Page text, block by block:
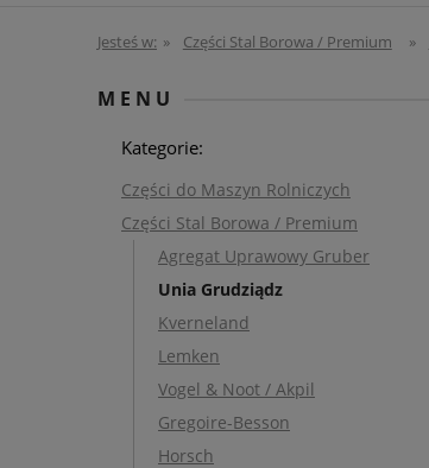
Kontakt i dane firmy
Jesteś w: » Części Stal Borowa / Premium »
MENU
Kategorie:
Części do Maszyn Rolniczych
Części Stal Borowa / Premium
Agregat Uprawowy Gruber
Unia Grudziądz
Kverneland
Lemken
Vogel & Noot / Akpil
Gregoire-Besson
Horsch